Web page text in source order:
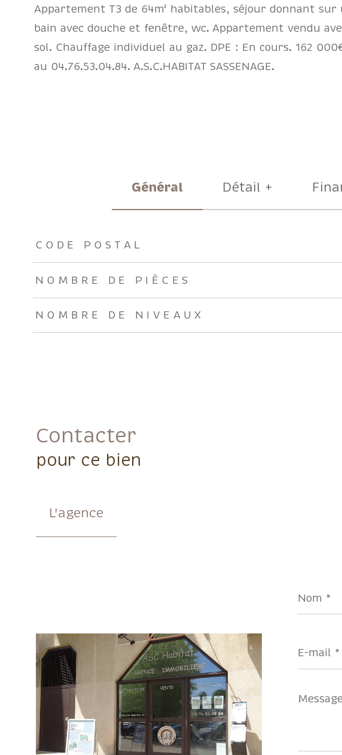
Appartement T3 de 64m² habitables, séjour donnant
bain avec douche et fenêtre, wc. Appartement vendu
sol. Chauffage individuel au gaz. DPE : En cours. 162
au 04.76.53.04.84. A.S.C.HABITAT SASSENAGE.
Général Détail +
TRAD_ZEPHYR_Caracteristique
CODE POSTAL
NOMBRE DE PIÈCES
NOMBRE DE NIVEAUX
Contacter
pour ce bien
L'agence
*
mail
*
Message